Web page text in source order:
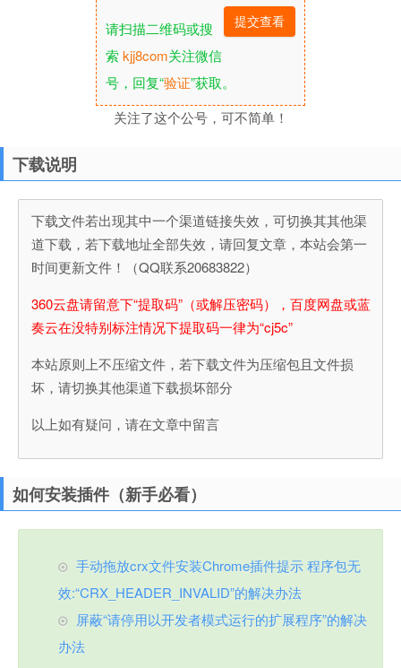
请扫描二维码或搜
索kjj8com关注微信
号，回复“验证”获取。
关注了这个公号，可不简单！
下载说明
下载文件若出现其中一个渠道链接失效，可切换其其他渠
道下载，若下载地址全部失效，请回复文章，本站会第一
时间更新文件！（QQ联系20683822）
360云盘请留意下“提取码”（或解压密码），百度网盘或蓝
奏云在没特别标注情况下提取码一律为“cj5c”
本站原则上不压缩文件，若下载文件为压缩包且文件损
坏，请切换其他渠道下载损坏部分
以上如有疑问，请在文章中留言
如何安装插件（新手必看）
手动拖放crx文件安装Chrome插件提示 程序包无
效:“CRX_HEADER_INVALID”的解决办法
屏蔽“请停用以开发者模式运行的扩展程序”的解决
办法